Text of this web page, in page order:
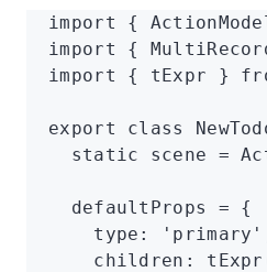
import {
import {
import { tExpr }
export class
  static
scene =
  defaultProps
= {
    type
: 'primary'
    children
: tExpr